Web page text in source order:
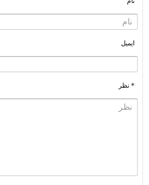
ایمیل
* نظر